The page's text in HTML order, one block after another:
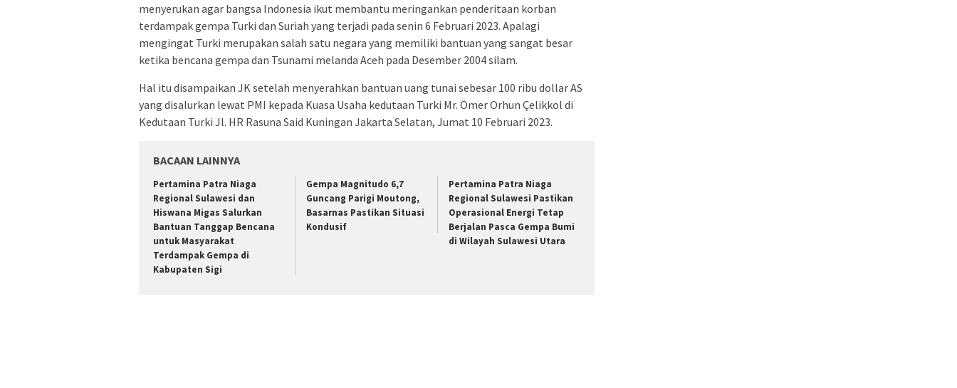
menyerukan agar bangsa Indonesia ikut membantu meringankan penderitaan korban
terdampak gempa Turki dan Suriah yang terjadi pada senin 6 Februari 2023. Apalagi
mengingat Turki merupakan salah satu negara yang memiliki bantuan yang sangat besar
ketika bencana gempa dan Tsunami melanda Aceh pada Desember 2004 silam.
Hal itu disampaikan JK setelah menyerahkan bantuan uang tunai sebesar 100 ribu dollar AS
yang disalurkan lewat PMI kepada Kuasa Usaha kedutaan Turki Mr. Ömer Orhun Çelikkol di
Kedutaan Turki Jl. HR Rasuna Said Kuningan Jakarta Selatan, Jumat 10 Februari 2023.
BACAAN LAINNYA
Pertamina Patra Niaga
Regional Sulawesi dan
Hiswana Migas Salurkan
Bantuan Tanggap Bencana
untuk Masyarakat
Terdampak Gempa di
Kabupaten Sigi
Gempa Magnitudo 6,7
Guncang Parigi Moutong,
Basarnas Pastikan Situasi
Kondusif
Pertamina Patra Niaga
Regional Sulawesi Pastikan
Operasional Energi Tetap
Berjalan Pasca Gempa Bumi
di Wilayah Sulawesi Utara